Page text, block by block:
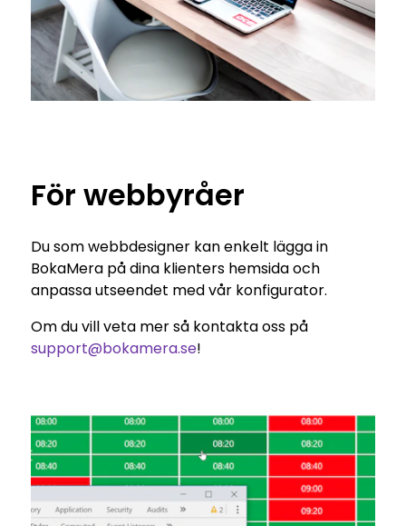
För webbyråer
Du som webbdesigner kan enkelt lägga in
BokaMera på dina klienters hemsida och
anpassa utseendet med vår konfigurator.
Om du vill veta mer så kontakta oss på
support@bokamera.se!